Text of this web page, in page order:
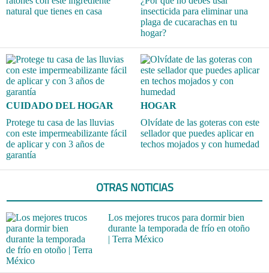
natural que tienes en casa
insecticida para eliminar una
plaga de cucarachas en tu
hogar?
CUIDADO DEL HOGAR
Protege tu casa de las lluvias
con este impermeabilizante fácil
de aplicar y con 3 años de
garantía
HOGAR
Olvídate de las goteras con este
sellador que puedes aplicar en
techos mojados y con humedad
OTRAS NOTICIAS
Los mejores trucos para dormir bien
durante la temporada de frío en otoño
| Terra México